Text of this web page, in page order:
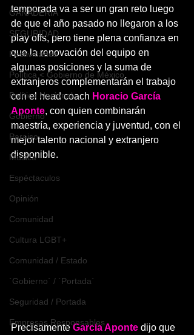
GANADERIA
SEGURIDAD
Festividades
Política < Gobierno de México
Política Nacional
Gobierno
Paraiso
Música
Espéctaculos
Opinión
Comunidad
Cultura LGBT+
Comunidad / Estado
`Gobierno` / `Portada`
Seguridad / Portada
Empresas Responsables
temporada va a ser un gran reto luego
de que el año pasado no llegaron a los
play offs, pero tiene plena confianza en
que la renovación del equipo en
algunas posiciones y la suma de
extranjeros complementarán el trabajo
con el head coach Horacio García
Aponte, con quien combinarán
maestría, experiencia y juventud, con el
mejor talento nacional y extranjero
disponible.
Precisamente García Aponte dijo que